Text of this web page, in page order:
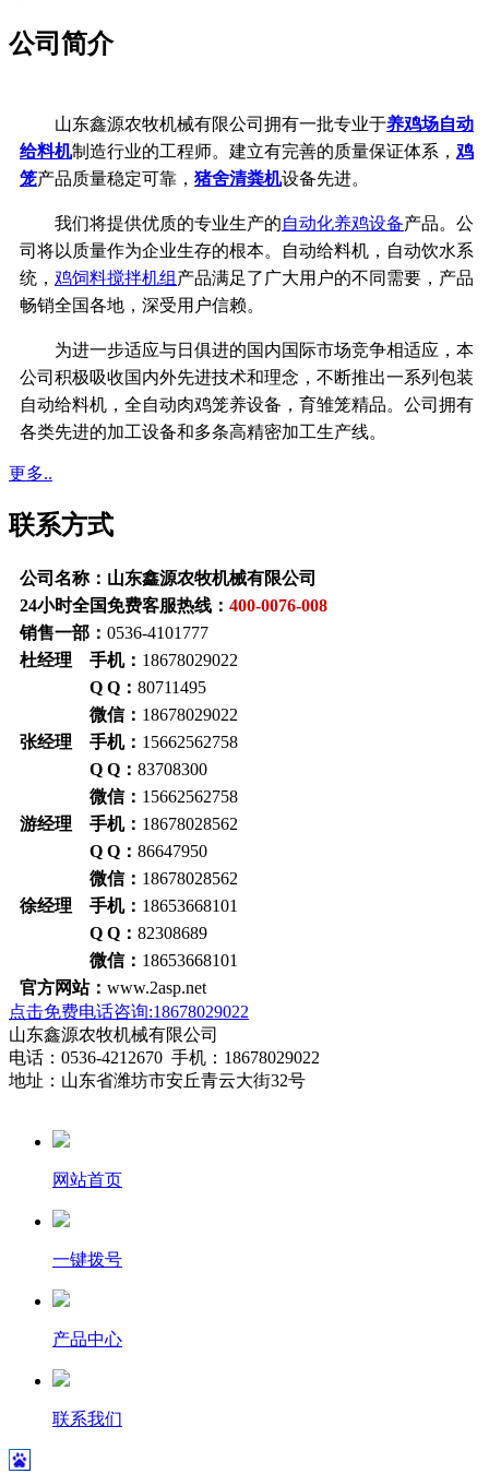
公司简介
山东鑫源农牧机械有限公司拥有一批专业于养鸡场自动
给料机制造行业的工程师。建立有完善的质量保证体系， 鸡
笼产品质量稳定可靠， 猪舍清粪机设备先进。
我们将提供优质的专业生产的自动化养鸡设备产品。公
司将以质量作为企业生存的根本。自动给料机，自动饮水系
统， 鸡饲料搅拌机组 产品满足了广大用户的不同需要，产品
畅销全国各地，深受用户信赖。
为进一步适应与日俱进的国内国际市场竞争相适应，本
公司积极吸收国内外先进技术和理念，不断推出一系列包装
自动给料机，全自动肉鸡笼养设备，育雏笼精品。公司拥有
各类先进的加工设备和多条高精密加工生产线。
更多..
联系方式
公司名称：山东鑫源农牧机械有限公司
24小时全国免费客服热线： 400-0076-008
销售一部： 0536-4101777
杜经理 手机： 18678029022
Q Q： 80711495
微信： 18678029022
张经理 手机： 15662562758
Q Q： 83708300
微信： 15662562758
游经理 手机： 18678028562
Q Q： 86647950
微信： 18678028562
徐经理 手机： 18653668101
Q Q： 82308689
微信： 18653668101
官方网站： www.2asp.net
点击免费电话咨询:18678029022
山东鑫源农牧机械有限公司
电话：0536-4212670 手机：18678029022
地址：山东省潍坊市安丘青云大街32号
网站首页
一键拨号
产品中心
联系我们